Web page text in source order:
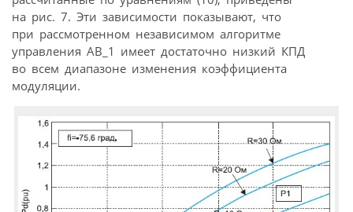
на рис. 7. Эти зависимости показывают, что
при рассмотренном независимом алгоритме
управления АВ_1 имеет достаточно низкий КПД
во всем диапазоне изменения коэффициента
модуляции.